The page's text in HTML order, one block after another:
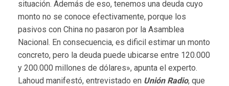
situación. Además de eso, tenemos una deuda cuyo
monto no se conoce efectivamente, porque los
pasivos con China no pasaron por la Asamblea
Nacional. En consecuencia, es dificil estimar un monto
concreto, pero la deuda puede ubicarse entre 120.000
y 200.000 millones de dólares», apunta el experto.
Lahoud manifestó, entrevistado en Unión Radio, que